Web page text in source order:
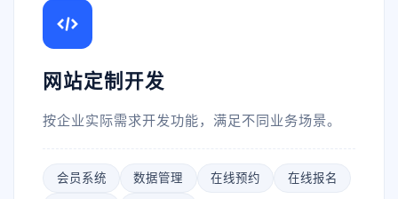
网站定制开发
按企业实际需求开发功能，满足不同业务场景。
会员系统 数据管理 在线预约 在线报名